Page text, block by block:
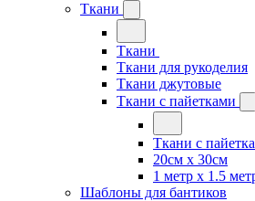
Ткани
Ткани
Ткани для рукоделия
Ткани джутовые
Ткани с пайетками
Ткани с
20см х 30см
1 метр х 1.5
Шаблоны для бантиков